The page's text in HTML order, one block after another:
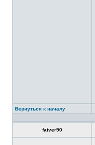
Вернуться к началу
faiver90